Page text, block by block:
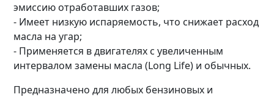
эмиссию отработавших газов;
- Имеет низкую испаряемость, что снижает расход
масла на угар;
- Применяется в двигателях с увеличенным
интервалом замены масла (Long Life) и обычных.
Предназначено для любых бензиновых и